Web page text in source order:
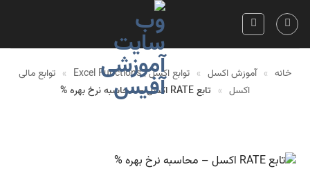
Skip
خانه » آموزش اکسل » توابع اکسل | Excel Functions » توابع مالی
اکسل » تابع RATE اکسل – محاسبه نرخ بهره %